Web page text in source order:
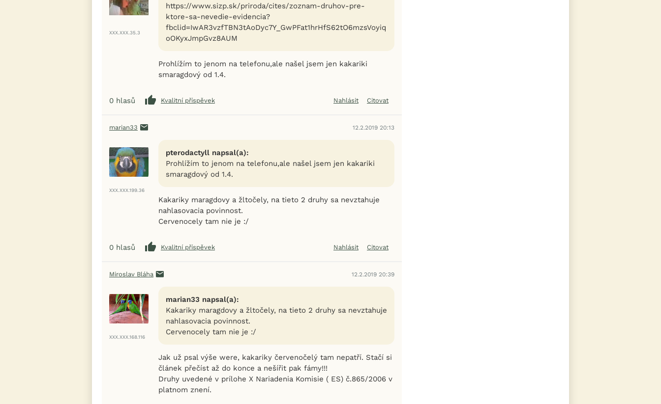
XXX.XXX.35.3
https://www.sizp.sk/priroda/cites/zoznam-druhov-pre-
ktore-sa-nevedie-evidencia?
fbclid=IwAR3vzfTBN3tAoDyc7Y_GwPFat1hrHfS62tO6mzsVoyiq
oOKyxJmpGvz8AUM
Prohlížím to jenom na telefonu,ale našel jsem jen kakariki
smaragdový od 1.4.
0 hlasů Kvalitní příspěvek Nahlásit Citovat
marian33 12.2.2019 20:13
XXX.XXX.199.36
pterodactyll napsal(a):
Prohlížím to jenom na telefonu,ale našel jsem jen kakariki
smaragdový od 1.4.
Kakariky maragdovy a žltočely, na tieto 2 druhy sa nevztahuje
nahlasovacia povinnost.
Cervenocely tam nie je :/
0 hlasů Kvalitní příspěvek Nahlásit Citovat
Miroslav Bláha 12.2.2019 20:39
XXX.XXX.168.116
marian33 napsal(a):
Kakariky maragdovy a žltočely, na tieto 2 druhy sa nevztahuje
nahlasovacia povinnost.
Cervenocely tam nie je :/
Jak už psal výše were, kakariky červenočelý tam nepatří. Stačí si
článek přečíst až do konce a nešířit pak fámy!!!
Druhy uvedené v prílohe X Nariadenia Komisie ( ES) č.865/2006 v
platnom znení.